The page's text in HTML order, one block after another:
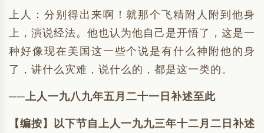
上人：分别得出来啊！就那个飞精附人附到他身
上，演说经法。他也认为他自己是开悟了，这是一
种好像现在美国这一些个说是有什么神附他的身
了，讲什么灾难，说什么的，都是这一类的。
──上人一九八九年五月二十一日补述至此
【编按】以下节自上人一九九三年十二月二日补述